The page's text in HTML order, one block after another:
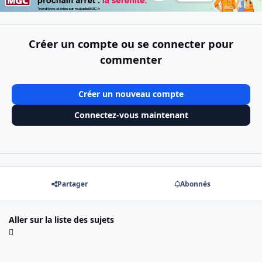
Créer un compte ou se connecter pour
commenter
Créer un nouveau compte
Connectez-vous maintenant
Partager Abonnés
Aller sur la liste des sujets